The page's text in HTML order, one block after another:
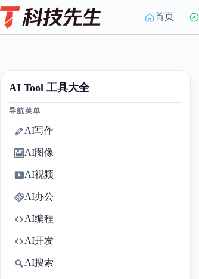
Skip
to
content
首页
AI Tool 工具大全
导航菜单
AI写作
AI图像
AI视频
AI办公
AI编程
AI开发
AI搜索